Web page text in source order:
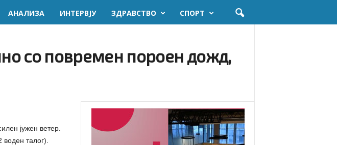
AНАЛИЗА ИНТЕРВЈУ ЗДРАВСТВО СПОРТ
со повремен пороен дожд,
јужен ветер.
талог).